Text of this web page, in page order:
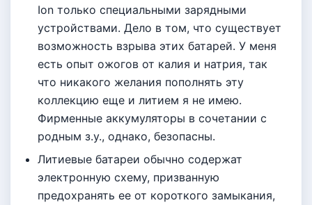
Ion только специальными зарядными
устройствами. Дело в том, что существует
возможность взрыва этих батарей. У меня
есть опыт ожогов от калия и натрия, так
что никакого желания пополнять эту
коллекцию еще и литием я не имею.
Фирменные аккумуляторы в сочетании с
родным з.у., однако, безопасны.
Литиевые батареи обычно содержат
электронную схему, призванную
предохранять ее от короткого замыкания,